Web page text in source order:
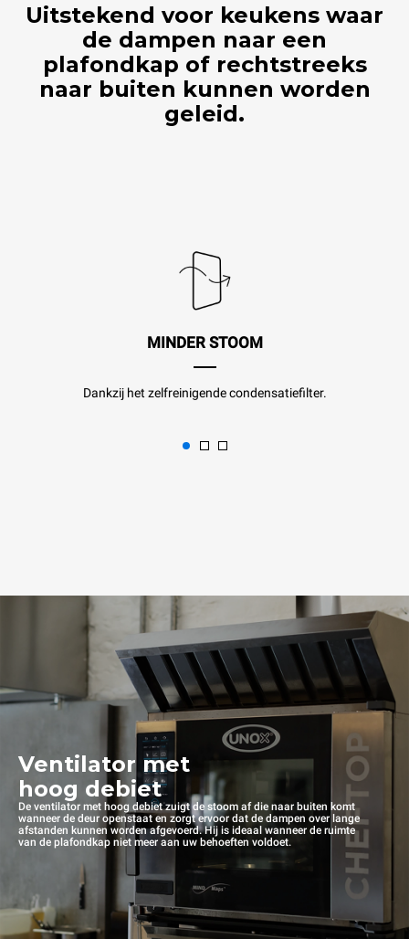
Uitstekend voor keukens waar
de dampen naar een
plafondkap of rechtstreeks
naar buiten kunnen worden
geleid.
MINDER STOOM
Dankzij het zelfreinigende condensatiefilter.
Ventilator met
hoog debiet
De ventilator met hoog debiet zuigt de stoom af die naar buiten komt
wanneer de deur openstaat en zorgt ervoor dat de dampen over lange
afstanden kunnen worden afgevoerd. Hij is ideaal wanneer de ruimte
van de plafondkap niet meer aan uw behoeften voldoet.